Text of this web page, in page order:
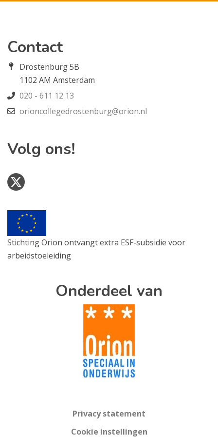
Contact
Drostenburg 5B
1102 AM Amsterdam
020 - 611 12 13
orioncollegedrostenburg@orion.nl
Volg ons!
Stichting Orion ontvangt extra ESF-subsidie voor
arbeidstoeleiding
Onderdeel van
Privacy statement
Cookie instellingen